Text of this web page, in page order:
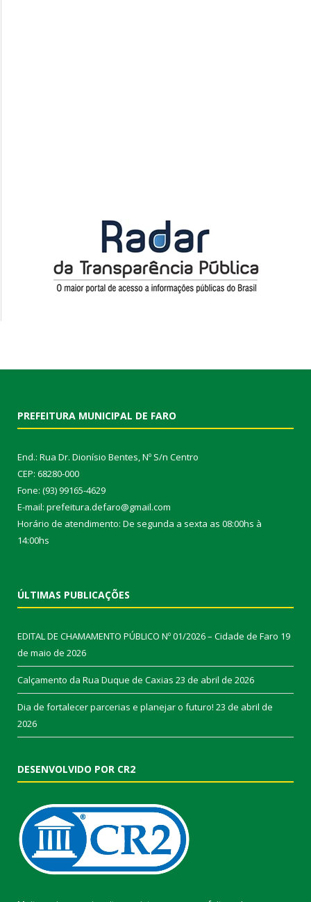
PREFEITURA MUNICIPAL DE FARO
End.: Rua Dr. Dionísio Bentes, Nº S/n Centro
CEP: 68280-000
Fone: (93) 99165-4629
E-mail: prefeitura.defaro@gmail.com
Horário de atendimento: De segunda a sexta as 08:00hs à
14:00hs
ÚLTIMAS PUBLICAÇÕES
EDITAL DE CHAMAMENTO PÚBLICO Nº 01/2026 – Cidade de Faro 19
de maio de 2026
Calçamento da Rua Duque de Caxias 23 de abril de 2026
Dia de fortalecer parcerias e planejar o futuro! 23 de abril de
2026
DESENVOLVIDO POR CR2